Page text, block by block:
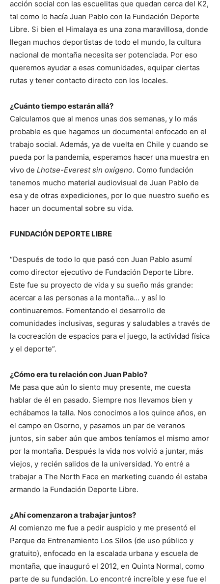
acción social con las escuelitas que quedan cerca del K2,
tal como lo hacía Juan Pablo con la Fundación Deporte
Libre. Si bien el Himalaya es una zona maravillosa, donde
llegan muchos deportistas de todo el mundo, la cultura
nacional de montaña necesita ser potenciada. Por eso
queremos ayudar a esas comunidades, equipar ciertas
rutas y tener contacto directo con los locales.
¿Cuánto tiempo estarán allá?
Calculamos que al menos unas dos semanas, y lo más
probable es que hagamos un documental enfocado en el
trabajo social. Además, ya de vuelta en Chile y cuando se
pueda por la pandemia, esperamos hacer una muestra en
vivo de Lhotse-Everest sin oxígeno. Como fundación
tenemos mucho material audiovisual de Juan Pablo de
esa y de otras expediciones, por lo que nuestro sueño es
hacer un documental sobre su vida.
FUNDACIÓN DEPORTE LIBRE
“Después de todo lo que pasó con Juan Pablo asumí
como director ejecutivo de Fundación Deporte Libre.
Este fue su proyecto de vida y su sueño más grande:
acercar a las personas a la montaña… y así lo
continuaremos. Fomentando el desarrollo de
comunidades inclusivas, seguras y saludables a través de
la cocreación de espacios para el juego, la actividad física
y el deporte”.
¿Cómo era tu relación con Juan Pablo?
Me pasa que aún lo siento muy presente, me cuesta
hablar de él en pasado. Siempre nos llevamos bien y
echábamos la talla. Nos conocimos a los quince años, en
el campo en Osorno, y pasamos un par de veranos
juntos, sin saber aún que ambos teníamos el mismo amor
por la montaña. Después la vida nos volvió a juntar, más
viejos, y recién salidos de la universidad. Yo entré a
trabajar a The North Face en marketing cuando él estaba
armando la Fundación Deporte Libre.
¿Ahí comenzaron a trabajar juntos?
Al comienzo me fue a pedir auspicio y me presentó el
Parque de Entrenamiento Los Silos (de uso público y
gratuito), enfocado en la escalada urbana y escuela de
montaña, que inauguró el 2012, en Quinta Normal, como
parte de su fundación. Lo encontré increíble y ese fue el